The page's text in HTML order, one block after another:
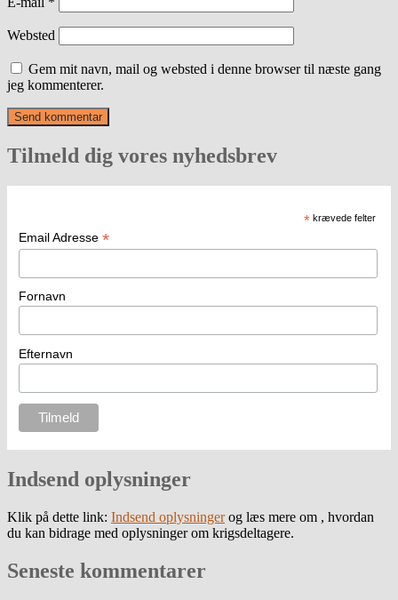
Websted
Gem mit navn, mail og websted i denne browser til næste gang
jeg kommenterer.
Tilmeld dig vores nyhedsbrev
* krævede felter
Email Adresse *
Fornavn
Efternavn
Indsend oplysninger
Klik på dette link: Indsend oplysningerog læs mere om , hvordan
du kan bidrage med oplysninger om krigsdeltagere.
Seneste kommentarer